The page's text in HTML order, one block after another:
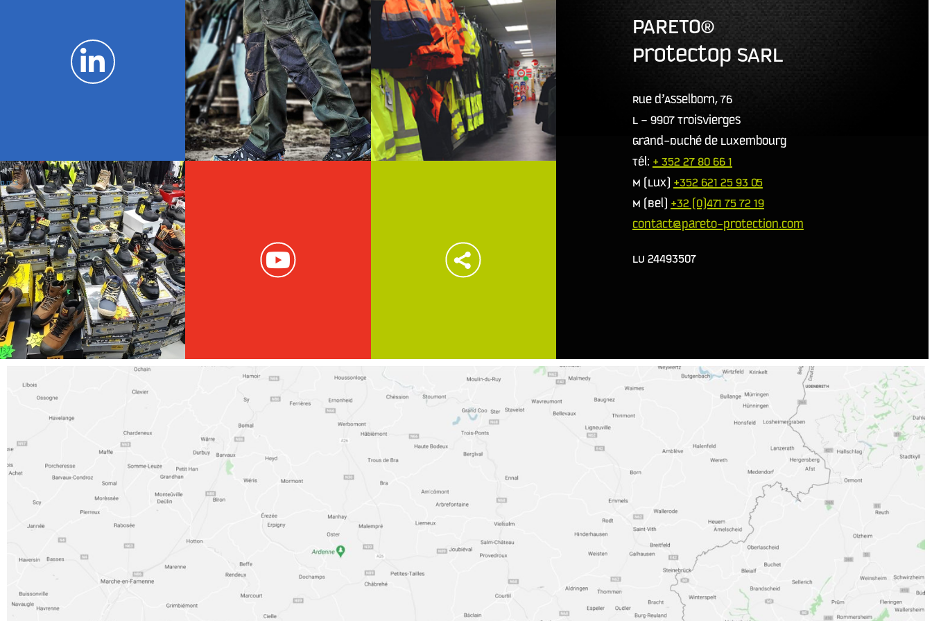
PARETO®
Protectop SARL
Rue d’Asselborn, 76
L – 9907 Troisvierges
Grand-Duché de Luxembourg
Tél: + 352 27 80 66 1
M (Lux) +352 621 25 93 05
M (Bel) +32 (0)471 75 72 19
contact@pareto-protection.com
LU 24493507